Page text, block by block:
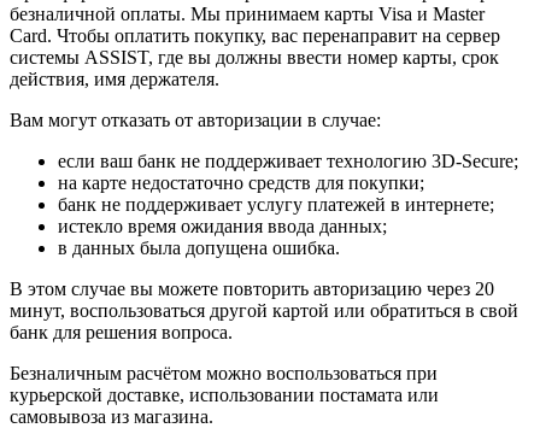
безналичной оплаты. Мы принимаем карты Visa и Master
Card. Чтобы оплатить покупку, вас перенаправит на сервер
системы ASSIST, где вы должны ввести номер карты, срок
действия, имя держателя.
Вам могут отказать от авторизации в случае:
если ваш банк не поддерживает технологию 3D-Secure;
на карте недостаточно средств для покупки;
банк не поддерживает услугу платежей в интернете;
истекло время ожидания ввода данных;
в данных была допущена ошибка.
В этом случае вы можете повторить авторизацию через 20
минут, воспользоваться другой картой или обратиться в свой
банк для решения вопроса.
Безналичным расчётом можно воспользоваться при
курьерской доставке, использовании постамата или
самовывоза из магазина.